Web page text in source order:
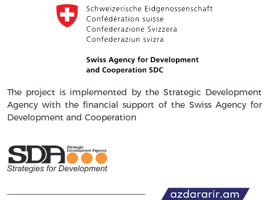
The project is implemented by the Strategic Development
Agency with the financial support of the Swiss Agency for
Development and Cooperation